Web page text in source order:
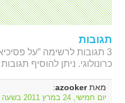
תגובות
3 תגובות לרשימה ”על
כרונולוגי. ניתן להוסיף תגובות
מאתazooker
:
יום חמישי, 24 במרץ 2011 בשעה 17:04